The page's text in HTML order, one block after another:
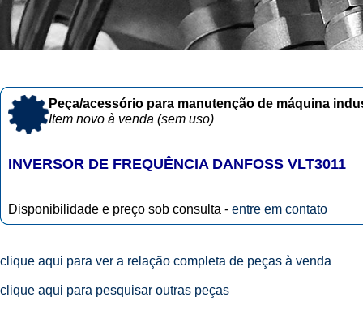
Peça/acessório para manutenção de máquina
Item novo à venda (sem uso)
INVERSOR DE FREQUÊNCIA DANFOSS VLT3011
Disponibilidade e preço sob consulta - entre em contato
clique aqui para ver a relação completa de peças à venda
clique aqui para pesquisar outras peças